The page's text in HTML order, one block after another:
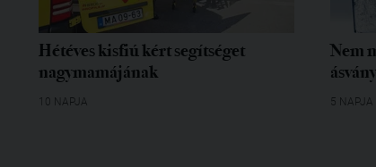
Hétéves kisfiú kért segítséget
nagymamájának
10 NAPJA
Nem
5 NAPJA